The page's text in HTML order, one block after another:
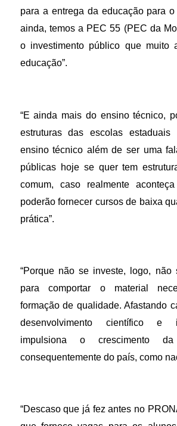
para a entrega da educação para
ainda, temos a PEC 55 (PEC da
o investimento público que muito
educação”.
“E ainda mais do ensino técnico,
estruturas das escolas estaduais
ensino técnico além de ser uma
públicas hoje se quer tem
comum, caso realmente
poderão fornecer cursos de baixa
prática”.
“Porque não se investe, logo, não
para comportar o material
formação de qualidade. Afastando
desenvolvimento científico e
impulsiona o crescimento
consequentemente do país, como
“Descaso que já fez antes no